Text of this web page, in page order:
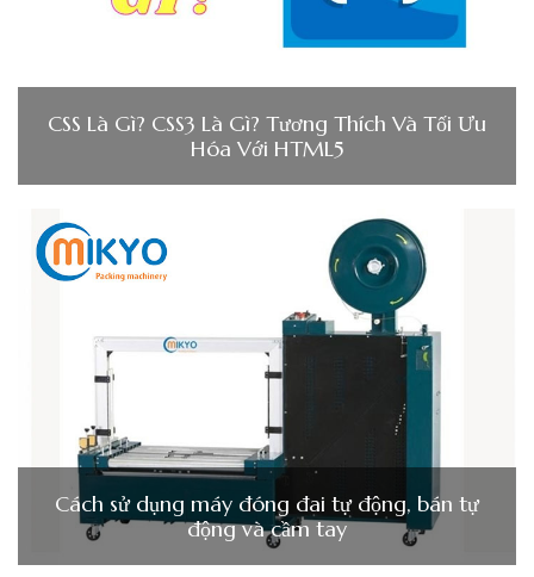
CSS Là Gì? CSS3 Là Gì? Tương Thích Và Tối Ưu
Hóa Với HTML5
Cách sử dụng máy đóng đai tự động, bán tự
động và cầm tay